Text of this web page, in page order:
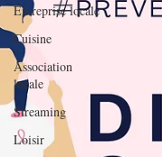
Entreprise locale
Cuisine
Association
locale
Streaming
Loisir